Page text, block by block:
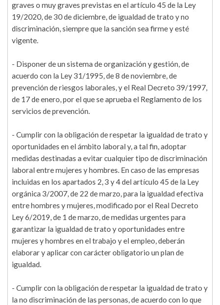
graves o muy graves previstas en el artículo 45 de la Ley
19/2020, de 30 de diciembre, de igualdad de trato y no
discriminación, siempre que la sanción sea firme y esté
vigente.
- Disponer de un sistema de organización y gestión, de
acuerdo con la Ley 31/1995, de 8 de noviembre, de
prevención de riesgos laborales, y el Real Decreto 39/1997,
de 17 de enero, por el que se aprueba el Reglamento de los
servicios de prevención.
- Cumplir con la obligación de respetar la igualdad de trato y
oportunidades en el ámbito laboral y, a tal fin, adoptar
medidas destinadas a evitar cualquier tipo de discriminación
laboral entre mujeres y hombres. En caso de las empresas
incluidas en los apartados 2, 3 y 4 del artículo 45 de la Ley
orgánica 3/2007, de 22 de marzo, para la igualdad efectiva
entre hombres y mujeres, modificado por el Real Decreto
Ley 6/2019, de 1 de marzo, de medidas urgentes para
garantizar la igualdad de trato y oportunidades entre
mujeres y hombres en el trabajo y el empleo, deberán
elaborar y aplicar con carácter obligatorio un plan de
igualdad.
- Cumplir con la obligación de respetar la igualdad de trato y
la no discriminación de las personas, de acuerdo con lo que